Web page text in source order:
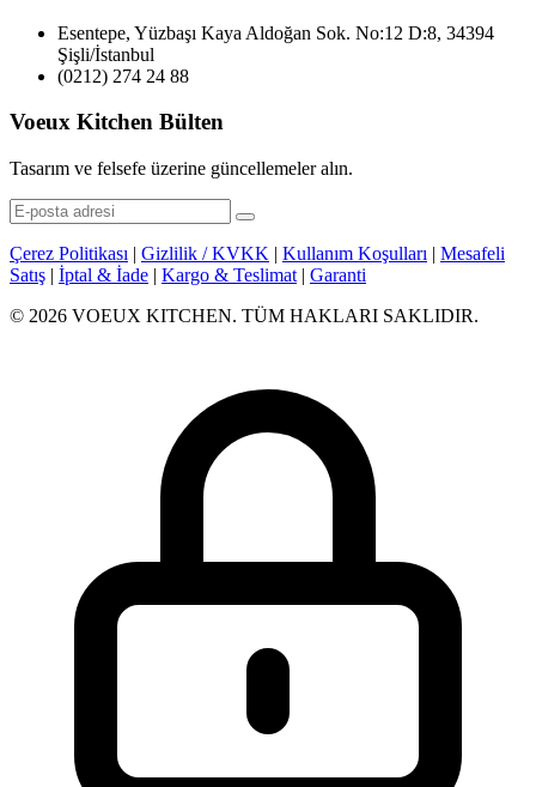
Esentepe, Yüzbaşı Kaya Aldoğan Sok. No:12 D:8, 34394
Şişli/İstanbul
(0212) 274 24 88
Voeux Kitchen Bülten
Tasarım ve felsefe üzerine güncellemeler alın.
Çerez Politikası | Gizlilik / KVKK | Kullanım Koşulları | Mesafeli
Satış | İptal & İade | Kargo & Teslimat | Garanti
© 2026 VOEUX KITCHEN. TÜM HAKLARI SAKLIDIR.